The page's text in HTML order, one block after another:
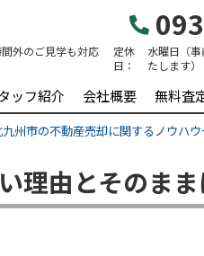
外のご見学も対応
定休
日：
水曜日（
たします）
ッフ紹介 会社概要 無料査
州市の不動産売却に関するノウハ
理由とそのま